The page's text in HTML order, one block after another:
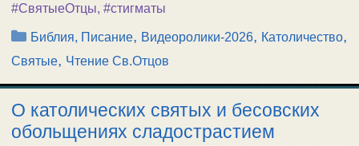
#СвятыеОтцы, #стигматы
Рубрики
Библия, Писание, Видеоролики-2026, Католичество,
Святые, Чтение Св.Отцов
О католических святых и бесовских
обольщениях сладострастием